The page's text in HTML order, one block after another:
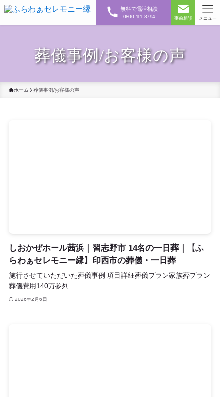
無料で電話相談
0800-111-8794 事前相談 メニュー
ホーム 葬儀事例/お客様の声
葬儀事例/お客様の声
しおかぜホール茜浜｜習志野市 14名の一日葬｜【ふ
らわぁセレモニー縁】印西市の葬儀・一日葬
施行させていただいた葬儀事例 項目詳細葬儀プラン家族葬プラン
葬儀費用140万参列...
2026年2月6日